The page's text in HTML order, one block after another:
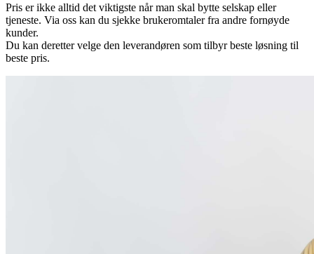
Pris er ikke alltid det viktigste når man skal bytte selskap eller
tjeneste. Via oss kan du sjekke brukeromtaler fra andre fornøyde
kunder.
Du kan deretter velge den leverandøren som tilbyr beste løsning til
beste pris.